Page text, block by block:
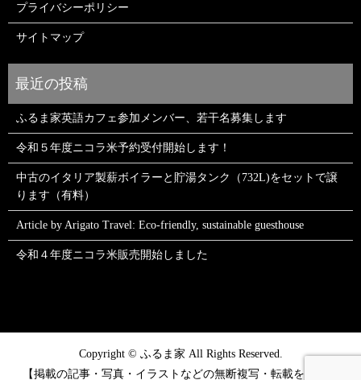
プライバシーポリシー
サイトマップ
ふるま家英語カフェ参加メンバー、若干名募集します
令和５年度ニコラ米予約受付開始します！
中古のイタリア製薪ボイラーと貯湯タンク（732L)をセットで譲
ります（有料）
Article by Arigato Travel: Eco-friendly, sustainable guesthouse
令和４年度ニコラ米販売開始しました
Copyright © ふるま家 All Rights Reserved.
【掲載の記事・写真・イラストなどの無断複写・転載を禁じま